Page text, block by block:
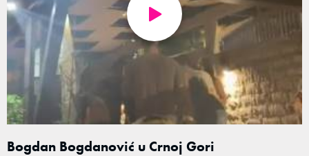
Bogdan Bogdanović u Crnoj Gori